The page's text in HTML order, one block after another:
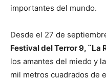
importantes del mundo.
Desde el 27 de
Festival del Terror 9, ¨La
los amantes del miedo y
mil metros cuadrados de